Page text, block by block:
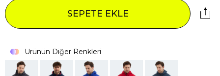
SEPETE EKLE
Ürünün Diğer Renkleri